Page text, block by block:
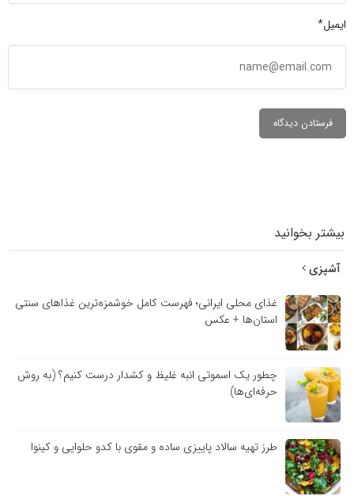
ایمیل*
بیشتر بخوانید
آشپزی
غذای محلی ایرانی؛ فهرست کامل خوشمزه‌ترین غذاهای سنتی
استان‌ها + عکس
چطور یک اسموتی انبه غلیظ و کشدار درست کنیم؟ (به روش
حرفه‌ای‌ها)
طرز تهیه سالاد پاییزی ساده و مقوی با کدو حلوایی و کینوا